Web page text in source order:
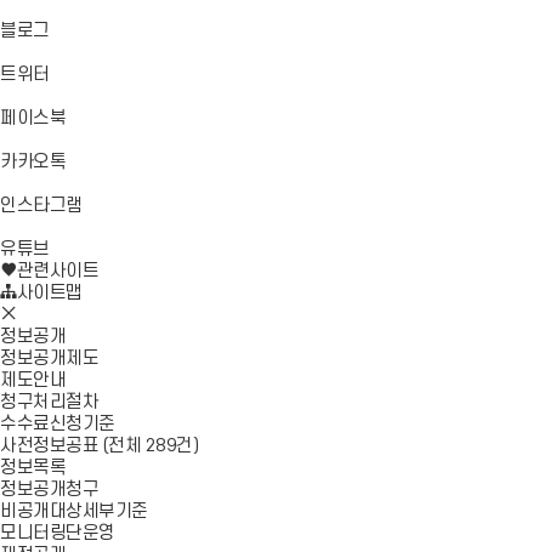
블로그
트위터
가
페이스북바
가
카카오톡바
가
인스타그램
기
유튜브
로
가
관련사이트
사이트맵
모
바
일
메
뉴
닫
기
정보공개
정보공개제도
제도안내
청구처리절차
수수료신청기준
사전정보공표 (전체 289건)
정보목록
정보공개청구
비공개대상세부기준
모니터링단운영